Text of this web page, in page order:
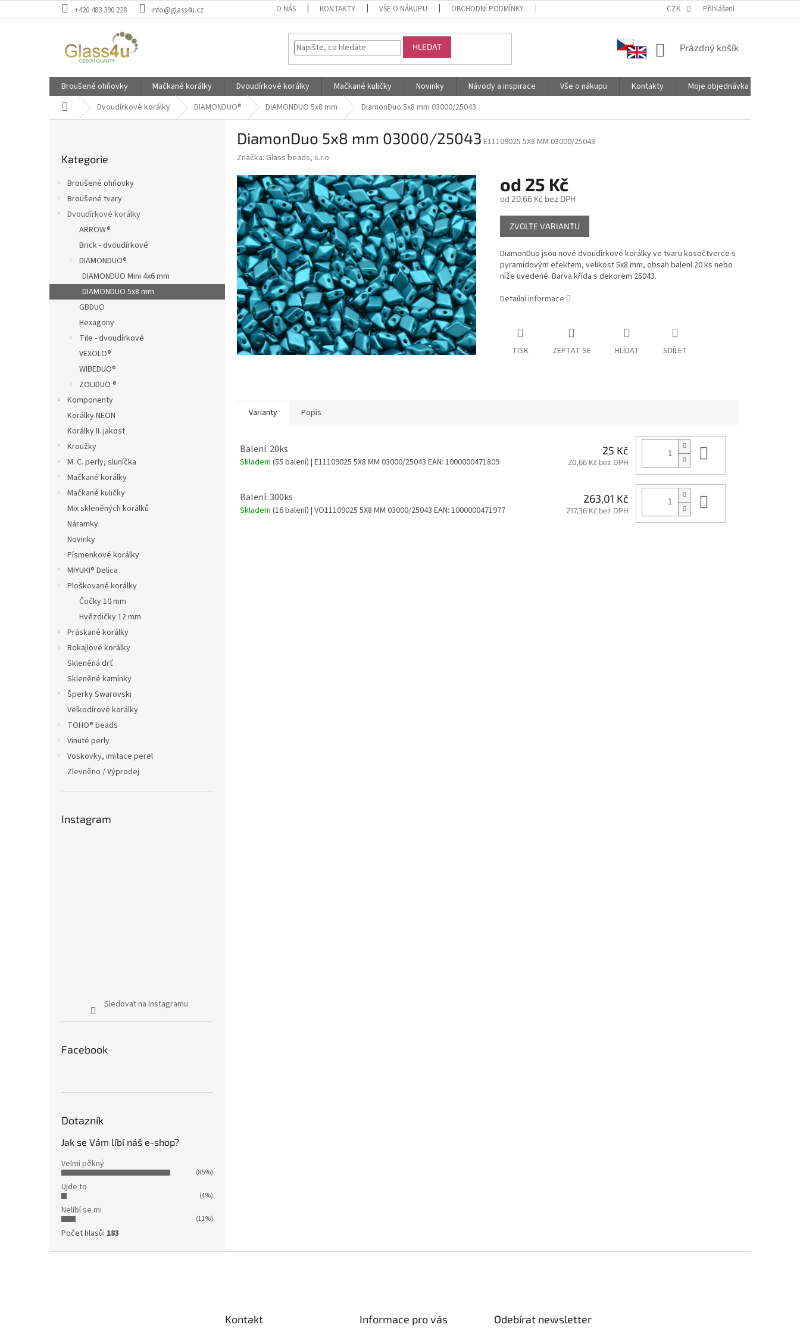
na
+420 483 390 228 info@glass4u.cz O NÁS KONTAKTY VŠE O NÁKUPU OBCHODNÍ PODMÍNKY PODMÍNKY OCHRANY OSOBNÍCH ÚDAJŮ SPOLUPRACUJEME
CZK Přihlášení
HLEDAT
NÁKUPNÍ
Prázdný košík
Broušené ohňovky Mačkané korálky Dvoudírkové korálky Mačkané kuličky Novinky Návody a inspirace Vše o nákupu Kontakty
Moje objednávka
Domů Dvoudírkové korálky DIAMONDUO® DIAMONDUO 5x8 mm DiamonDuo 5x8 mm 03000/25043
e
l
kategorie
Kategorie
Broušené ohňovky
Broušené tvary
Dvoudírkové korálky
ARROW®
Brick - dvoudírkové
DIAMONDUO®
DIAMONDUO Mini 4x6 mm
DIAMONDUO 5x8 mm
GBDUO
Hexagony
Tile - dvoudírkové
VEXOLO®
WIBEDUO®
ZOLIDUO ®
Komponenty
Korálky NEON
Korálky II. jakost
Kroužky
M. C. perly, sluníčka
Mačkané korálky
Mačkané kuličky
Mix skleněných korálků
Náramky
Novinky
Písmenkové korálky
MIYUKI® Delica
Ploškované korálky
Čočky 10 mm
Hvězdičky 12 mm
Práskané korálky
Rokajlové korálky
Skleněná drť
Skleněné kamínky
Šperky Swarovski
Velkodírové korálky
TOHO® beads
Vinuté perly
Voskovky, imitace perel
Zlevněno / Výprodej
Instagram
Sledovat na Instagramu
Facebook
Dotazník
Jak se Vám líbí náš e-shop?
Velmi pěkný
(85%)
Ujde to
(4%)
Nelíbí se mi
(11%)
Počet hlasů: 183
DiamonDuo 5x8 mm 03000/25043 E11109025 5X8 MM 03000/25043
Značka: Glass beads, s.r.o.
od 25 Kč
od 20,66 Kčbez DPH
Měrná
cena:
ZVOLTE VARIANTU
DiamonDuo jsou nové dvoudírkové korálky ve tvaru kosočtverce s
pyramidovým efektem, velikost 5x8 mm, obsah balení 20 ks nebo
níže uvedené. Barva křída s dekorem 25043.
Detailní informace
TISK ZEPTAT SE HLÍDAT SDÍLET
Varianty Popis
Balení: 20ks
Skladem (55 balení) | E11109025 5X8 MM 03000/25043 EAN: 1000000471809
25 Kč
20,66 Kč bez DPH
Balení: 300ks
Skladem (16 balení) | VO11109025 5X8 MM 03000/25043 EAN: 1000000471977
263,01 Kč
217,36 Kč bez DPH
Kontakt Informace pro vás Odebírat newsletter